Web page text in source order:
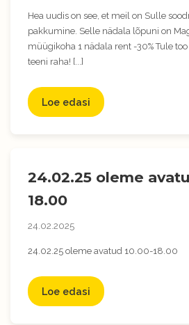
Hea uudis on see, et meil on Sulle
pakkumine. Selle nädala lõpuni on
müügikoha 1 nädala rent -30% Tule
teeni raha! [...]
Loe edasi
24.02.25 oleme
18.00
24.02.2025
24.02.25 oleme avatud 10.00-18.00
Loe edasi